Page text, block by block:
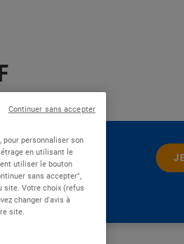
pour personnaliser son
en utilisant le
utiliser le bouton
sans accepter",
site. Votre choix (refus
changer d'avis à
site.
Continuer sans accepter